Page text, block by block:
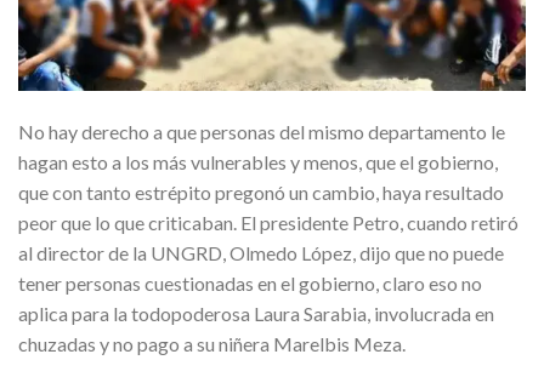
No hay derecho a que personas del mismo departamento le
hagan esto a los más vulnerables y menos, que el gobierno,
que con tanto estrépito pregonó un cambio, haya resultado
peor que lo que criticaban. El presidente Petro, cuando retiró
al director de la UNGRD, Olmedo López, dijo que no puede
tener personas cuestionadas en el gobierno, claro eso no
aplica para la todopoderosa Laura Sarabia, involucrada en
chuzadas y no pago a su niñera Marelbis Meza.